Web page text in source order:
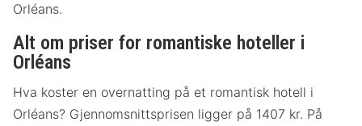
Orléans.
Alt om priser for romantiske hoteller i
Orléans
Hva koster en overnatting på et romantisk hotell i
Orléans? Gjennomsnittsprisen ligger på 1407 kr. På